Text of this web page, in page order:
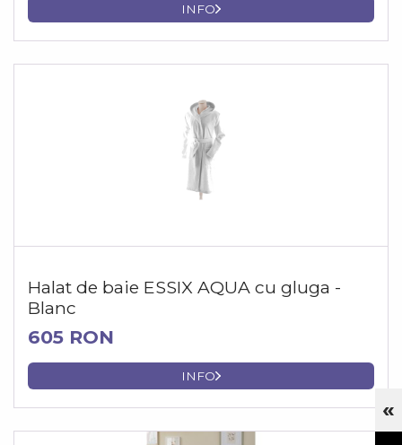
INFO
Halat de baie ESSIX AQUA cu gluga -
Blanc
605 RON
INFO
«